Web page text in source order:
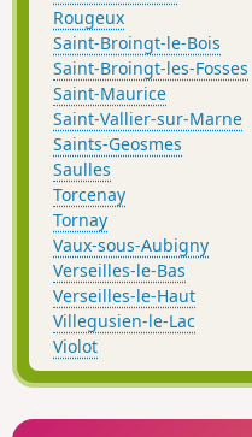
Rougeux
Saint-Broingt-le-Bois
Saint-Broingt-les-Fosses
Saint-Maurice
Saint-Vallier-sur-Marne
Saints-Geosmes
Saulles
Torcenay
Tornay
Vaux-sous-Aubigny
Verseilles-le-Bas
Verseilles-le-Haut
Villegusien-le-Lac
Violot